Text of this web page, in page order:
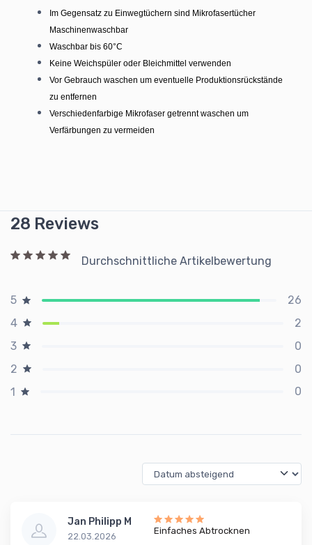
Im Gegensatz zu Einwegtüchern sind Mikrofasertücher
Maschinenwaschbar
Waschbar bis 60°C
Keine Weichspüler oder Bleichmittel verwenden
Vor Gebrauch waschen um eventuelle Produktionsrückstände
zu entfernen
Verschiedenfarbige Mikrofaser getrennt waschen um
Verfärbungen zu vermeiden
28 Reviews
Durchschnittliche Artikelbewertung
5
26
4
2
3
0
2
0
1
0
Jan Philipp M
22.03.2026
Einfaches Abtrocknen